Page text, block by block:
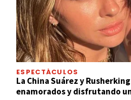
ESPECTÁCULOS
La China Suárez y
enamorados y disfrutando